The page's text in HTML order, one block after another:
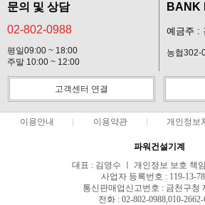
문의 및 상담
02-802-0988
평일09:00 ~ 18:00
주말 10:00 ~ 12:00
BANK
예금주 :
농협302-
고객센터 연결
이용안내 이용약관 개인정보
파워건설기계
대표 : 김영수 ㅣ 개인정보 보호 책
사업자 등록번호 : 119-13-
통신판매업신고번호 : 금천구청
전화 : 02-802-0988,010-2662-